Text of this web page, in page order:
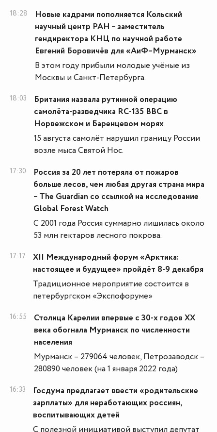
18:28
Новые кадрами пополняется Кольский
научный центр РАН – заместитель
гендиректора КНЦ по научной работе
Евгений Боровичёв для «АиФ–Мурманск»
В этом году прибыли молодые учёные из
Москвы и Санкт-Петербурга.
18:03
Британия назвала рутинной операцию
самолёта-разведчика RC-135 ВВС в
Норвежском и Баренцевом морях
15 августа самолёт нарушил границу России
возле мыса Святой Нос.
17:30
Россия за 20 лет потеряла от пожаров
больше лесов, чем любая другая страна мира
– The Guardian со ссылкой на исследование
Global Forest Watch
С 2001 года Россия суммарно лишилась около
53 млн гектаров лесного покрова.
17:17
XII Международный форум «Арктика:
настоящее и будущее» пройдёт 8-9 декабря
Традиционное мероприятие состоится в
петербургском «Экспофоруме»
16:55
Столица Карелии впервые с 30-х годов XX
века обогнала Мурманск по численности
населения
Мурманск – 279064 человек, Петрозаводск –
280890 человек (на 1 января 2022 года)
16:33
Госдума предлагает ввести «родительские
зарплаты» для неработающих россиян,
воспитывающих детей
С полезной инициативой выступил депутат